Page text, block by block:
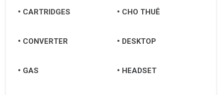
CARTRIDGES CHO THUÊ
CONVERTER DESKTOP
GAS HEADSET